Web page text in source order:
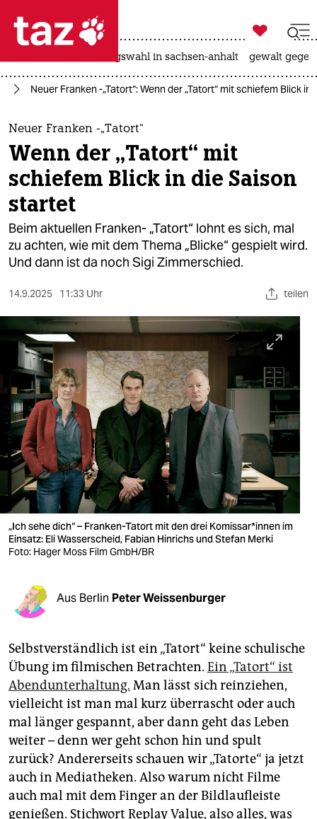
 taz zahl ich
taz zahl ich
themen
politik
öko
gesellschaft
kultur
sport
berlin
nord
wahrheit
verlag
verlag
veranstaltungen
shop
fragen & hilfe
unterstützen
genossenschaft

taz zahl ich
landtagswahl in sachsen-anhalt gewalt
Neuer Franken -„Tatort“: Wenn der „Tatort“ mit schiefem Blick
Neuer Franken -„Tatort“
Wenn der „Tatort“ mit
schiefem Blick in die Saison
startet
Beim aktuellen Franken- „Tatort“ lohnt es sich, mal
zu achten, wie mit dem Thema „Blicke“ gespielt wird.
Und dann ist da noch Sigi Zimmerschied.
14.9.2025 11:33 Uhr teilen
„Ich sehe dich“ – Franken-Tatort mit den drei Ko­mis­sa­r*in­nen im
Einsatz: Eli Wasserscheid, Fabian Hinrichs und Stefan Merki
Foto: Hager Moss Film GmbH/BR
Aus Berlin Peter Weissenburger
Selbstverständlich ist ein „Tatort“ keine schulische
Übung im filmischen Betrachten. Ein „Tatort“ ist
Abendunterhaltung. Man lässt sich reinziehen,
vielleicht ist man mal kurz überrascht oder auch
mal länger gespannt, aber dann geht das Leben
weiter – denn wer geht schon hin und spult
zurück? Andererseits schauen wir „Tatorte“ ja jetzt
auch in Mediatheken. Also warum nicht Filme
auch mal mit dem Finger an der Bildlaufleiste
genießen. Stichwort Replay Value, also alles, was